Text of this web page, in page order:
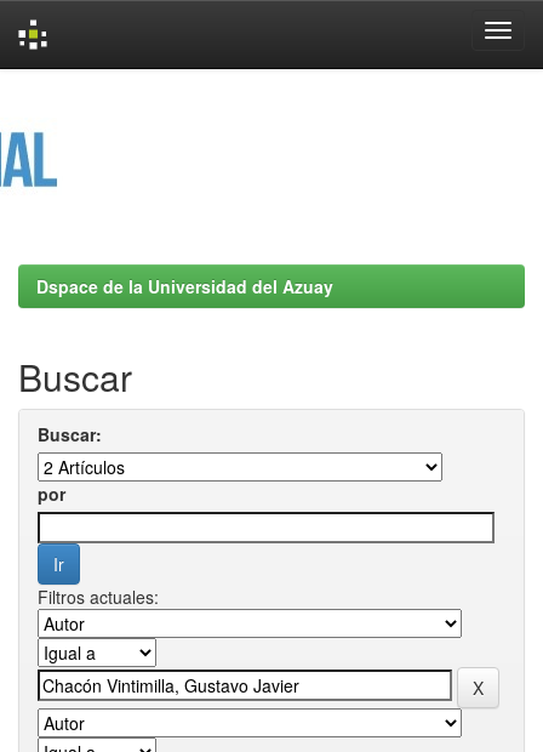
Dspace de la Universidad del Azuay
Buscar
Buscar:
por
Filtros actuales: